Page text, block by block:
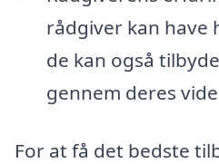
rådgiver kan have
de kan også
gennem deres
For at få det bedste